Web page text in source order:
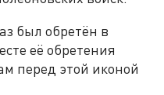
был обретён в
её обретения
перед этой иконой